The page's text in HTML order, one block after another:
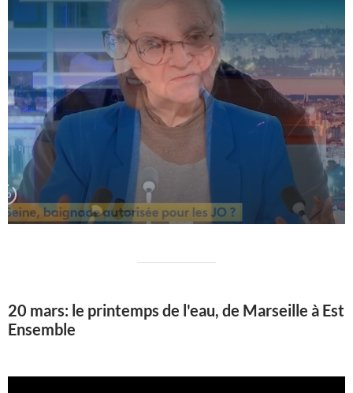
20 mars: le printemps de l'eau, de Marseille à Est
Ensemble